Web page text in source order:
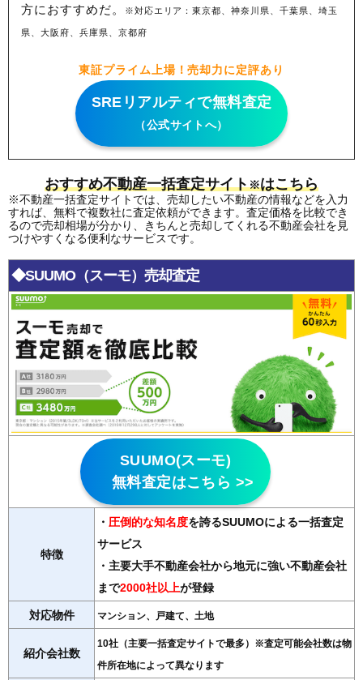
方におすすめだ。 ※対応エリア：東京都、神奈川県、千葉県、埼玉
県、大阪府、兵庫県、京都府
東証プライム上場！売却力に定評あり
SREリアルティで無料査定
（公式サイトへ）
おすすめ不動産一括査定サイト※はこちら
※不動産一括査定サイトでは、売却したい不動産の情報などを入力
すれば、無料で複数社に査定依頼ができます。査定価格を比較でき
るので売却相場が分かり、きちんと売却してくれる不動産会社を見
つけやすくなる便利なサービスです。
◆SUUMO（スーモ）売却査定
SUUMO(スーモ)
無料査定はこちら >>
特徴
・ 圧倒的な知名度を誇るSUUMOによる一括査定
サービス
・主要大手不動産会社から地元に強い不動産会社
まで2000社以上が登録
対応物件 マンション、戸建て、土地
紹介会社数
10社（主要一括査定サイトで最多）※査定可能会社数は物
件所在地によって異なります